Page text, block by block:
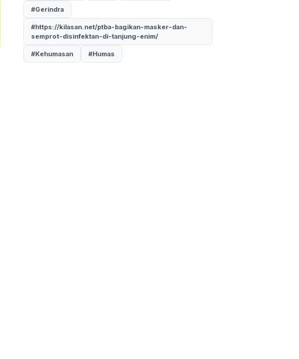
#Gerindra
#https://kilasan.net/ptba-bagikan-masker-dan-
semprot-disinfektan-di-tanjung-enim/
#Kehumasan #Humas